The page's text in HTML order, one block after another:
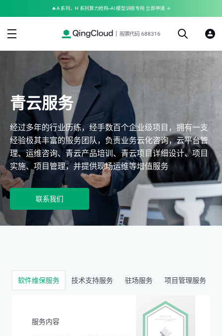
🔥A 系列、H 系列算力抢购--AI 模型训练专用 立即申请 →
青云服务
经过多年的行业历练，经手数百个企业级项目，拥有一支
经验极其丰富的服务团队，负责业务云化咨询，云平台管
理、运维咨询、青云产品培训、青云项目详细设计、项目
实施、项目管理，并提供现场运维等增值服务
联系我们
软件维保服务 技术支持服务 驻场服务 项目管理服务
服务内容